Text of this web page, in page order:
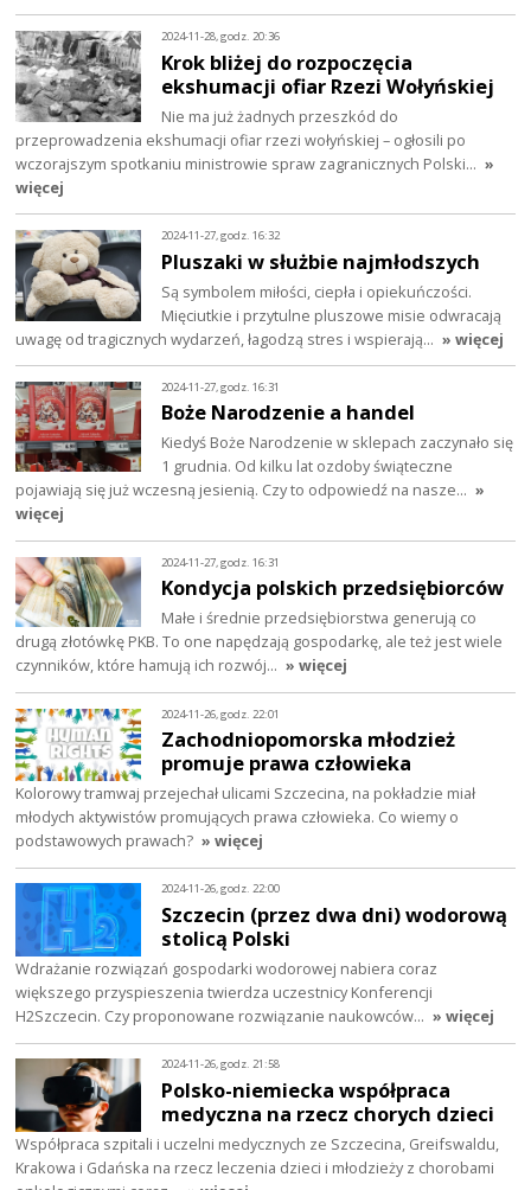
2024-11-28, godz. 20:36
Krok bliżej do rozpoczęcia
ekshumacji ofiar Rzezi Wołyńskiej
Nie ma już żadnych przeszkód do
przeprowadzenia ekshumacji ofiar rzezi wołyńskiej – ogłosili po
wczorajszym spotkaniu ministrowie spraw zagranicznych Polski… »
więcej
2024-11-27, godz. 16:32
Pluszaki w służbie najmłodszych
Są symbolem miłości, ciepła i opiekuńczości.
Mięciutkie i przytulne pluszowe misie odwracają
uwagę od tragicznych wydarzeń, łagodzą stres i wspierają… » więcej
2024-11-27, godz. 16:31
Boże Narodzenie a handel
Kiedyś Boże Narodzenie w sklepach zaczynało się
1 grudnia. Od kilku lat ozdoby świąteczne
pojawiają się już wczesną jesienią. Czy to odpowiedź na nasze… »
więcej
2024-11-27, godz. 16:31
Kondycja polskich przedsiębiorców
Małe i średnie przedsiębiorstwa generują co
drugą złotówkę PKB. To one napędzają gospodarkę, ale też jest wiele
czynników, które hamują ich rozwój… » więcej
2024-11-26, godz. 22:01
Zachodniopomorska młodzież
promuje prawa człowieka
Kolorowy tramwaj przejechał ulicami Szczecina, na pokładzie miał
młodych aktywistów promujących prawa człowieka. Co wiemy o
podstawowych prawach? » więcej
2024-11-26, godz. 22:00
Szczecin (przez dwa dni) wodorową
stolicą Polski
Wdrażanie rozwiązań gospodarki wodorowej nabiera coraz
większego przyspieszenia twierdza uczestnicy Konferencji
H2Szczecin. Czy proponowane rozwiązanie naukowców… » więcej
2024-11-26, godz. 21:58
Polsko-niemiecka współpraca
medyczna na rzecz chorych dzieci
Współpraca szpitali i uczelni medycznych ze Szczecina, Greifswaldu,
Krakowa i Gdańska na rzecz leczenia dzieci i młodzieży z chorobami